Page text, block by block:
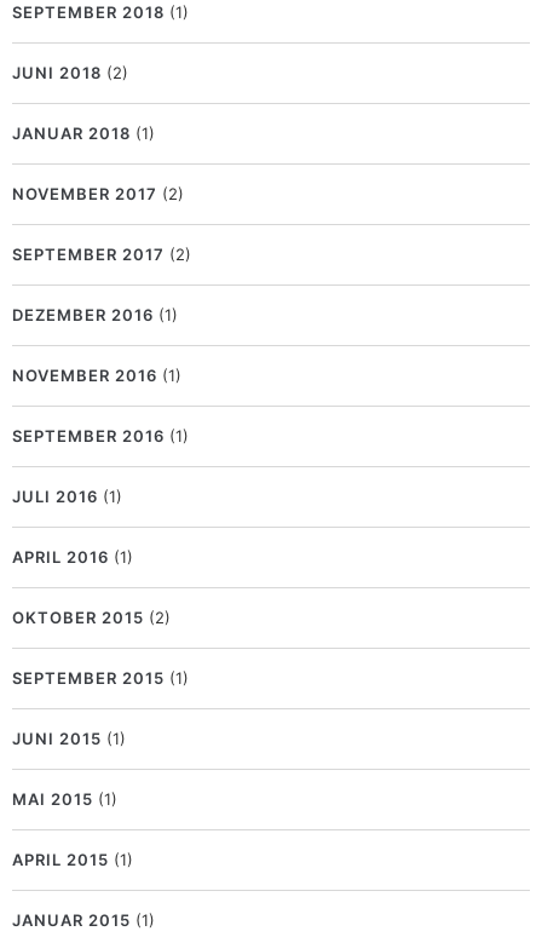
SEPTEMBER 2018 (1)
JUNI 2018 (2)
JANUAR 2018 (1)
NOVEMBER 2017 (2)
SEPTEMBER 2017 (2)
DEZEMBER 2016 (1)
NOVEMBER 2016 (1)
SEPTEMBER 2016 (1)
JULI 2016 (1)
APRIL 2016 (1)
OKTOBER 2015 (2)
SEPTEMBER 2015 (1)
JUNI 2015 (1)
MAI 2015 (1)
APRIL 2015 (1)
JANUAR 2015 (1)